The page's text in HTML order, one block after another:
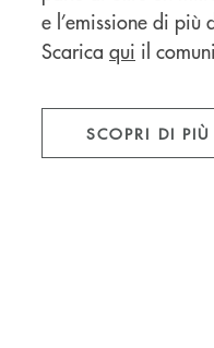
e l’emissione di
Scarica qui il
SCOPRI DI PIÙ